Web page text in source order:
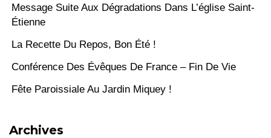
Message Suite Aux Dégradations Dans L’église Saint-
Étienne
La Recette Du Repos, Bon Été !
Conférence Des Évêques De France – Fin De Vie
Fête Paroissiale Au Jardin Miquey !
Archives